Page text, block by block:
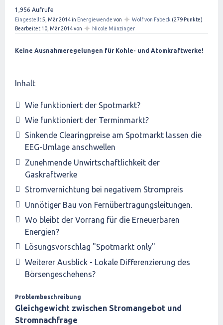
1,956 Aufrufe
Eingestellt5, Mär 2014in Energiewende von ✦ Wolf von Fabeck (279 Punkte)
Bearbeitet 10, Mär 2014von ✦ Nicole Münzinger
Keine Ausnahmeregelungen für Kohle- und Atomkraftwerke!
Inhalt
Wie funktioniert der Spotmarkt?
Wie funktioniert der Terminmarkt?
Sinkende Clearingpreise am Spotmarkt lassen die
EEG-Umlage anschwellen
Zunehmende Unwirtschaftlichkeit der
Gaskraftwerke
Stromvernichtung bei negativem Strompreis
Unnötiger Bau von Fernübertragungsleitungen.
Wo bleibt der Vorrang für die Erneuerbaren
Energien?
Lösungsvorschlag "Spotmarkt only"
Weiterer Ausblick - Lokale Differenzierung des
Börsengeschehens?
Problembeschreibung
Gleichgewicht zwischen Stromangebot und
Stromnachfrage